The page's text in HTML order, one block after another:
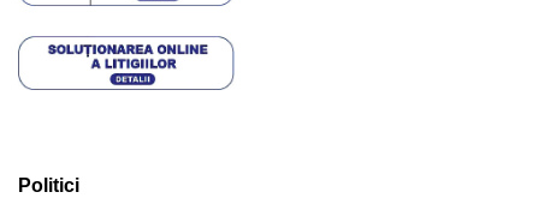
Politici